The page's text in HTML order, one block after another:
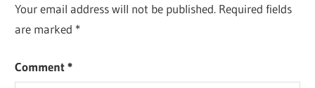
Your email address will not be published. Required fields
are marked *
Comment*